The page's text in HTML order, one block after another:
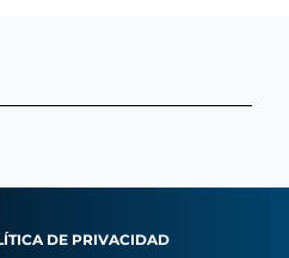
DE PRIVACIDAD